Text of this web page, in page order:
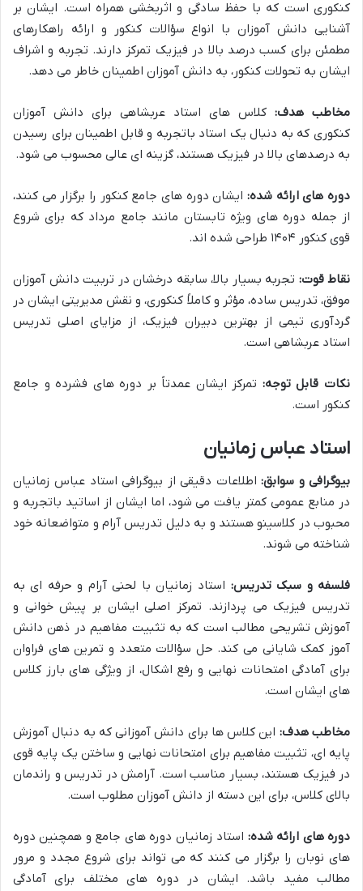
کنکوری است که با حفظ سادگی و اثربخشی همراه است. ایشان بر
آشنایی دانش آموزان با انواع سؤالات کنکور و ارائه راهکارهای
مطمئن برای کسب درصد بالا در فیزیک تمرکز دارند. تجربه و اشراف
ایشان به تحولات کنکور، به دانش آموزان اطمینان خاطر می دهد.
مخاطب هدف: کلاس های استاد عربشاهی برای دانش آموزان
کنکوری که به دنبال یک استاد باتجربه و قابل اطمینان برای رسیدن
به درصدهای بالا در فیزیک هستند، گزینه ای عالی محسوب می شود.
دوره های ارائه شده: ایشان دوره های جامع کنکور را برگزار می کنند،
از جمله دوره های ویژه تابستان مانند جامع مرداد که برای شروع
قوی کنکور ۱۴۰۴ طراحی شده اند.
نقاط قوت: تجربه بسیار بالا، سابقه درخشان در تربیت دانش آموزان
موفق، تدریس ساده، مؤثر و کاملاً کنکوری، و نقش مدیریتی ایشان در
گردآوری تیمی از بهترین دبیران فیزیک، از مزایای اصلی تدریس
استاد عربشاهی است.
نکات قابل توجه: تمرکز ایشان عمدتاً بر دوره های فشرده و جامع
کنکور است.
استاد عباس زمانیان
بیوگرافی و سوابق:اطلاعات دقیقی از بیوگرافی استاد عباس زمانیان
در منابع عمومی کمتر یافت می شود، اما ایشان از اساتید باتجربه و
محبوب در کلاسینو هستند و به دلیل تدریس آرام و متواضعانه خود
شناخته می شوند.
فلسفه و سبک تدریس: استاد زمانیان با لحنی آرام و حرفه ای به
تدریس فیزیک می پردازند. تمرکز اصلی ایشان بر پیش خوانی و
آموزش تشریحی مطالب است که به تثبیت مفاهیم در ذهن دانش
آموز کمک شایانی می کند. حل سؤالات متعدد و تمرین های فراوان
برای آمادگی امتحانات نهایی و رفع اشکال، از ویژگی های بارز کلاس
های ایشان است.
مخاطب هدف: این کلاس ها برای دانش آموزانی که به دنبال آموزش
پایه ای، تثبیت مفاهیم برای امتحانات نهایی و ساختن یک پایه قوی
در فیزیک هستند، بسیار مناسب است. آرامش در تدریس و راندمان
بالای کلاس، برای این دسته از دانش آموزان مطلوب است.
دوره های ارائه شده: استاد زمانیان دوره های جامع و همچنین دوره
های نوبان را برگزار می کنند که می تواند برای شروع مجدد و مرور
مطالب مفید باشد. ایشان در دوره های مختلف برای آمادگی